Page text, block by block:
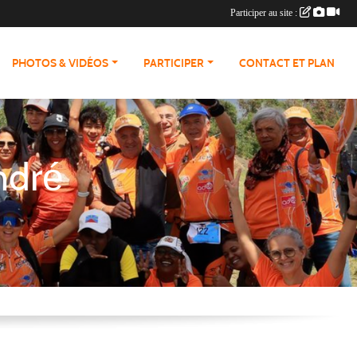
PHOTOS & VIDÉOS PARTICIPER CONTACT ET PLAN
Participer au site :